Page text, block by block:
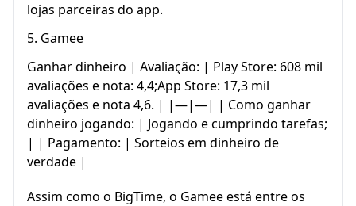
lojas parceiras do app.
5. Gamee
Ganhar dinheiro | Avaliação: | Play Store: 608 mil
avaliações e nota: 4,4;App Store: 17,3 mil
avaliações e nota 4,6. | |—|—| | Como ganhar
dinheiro jogando: | Jogando e cumprindo tarefas;
| | Pagamento: | Sorteios em dinheiro de
verdade |
Assim como o BigTime, o Gamee está entre os